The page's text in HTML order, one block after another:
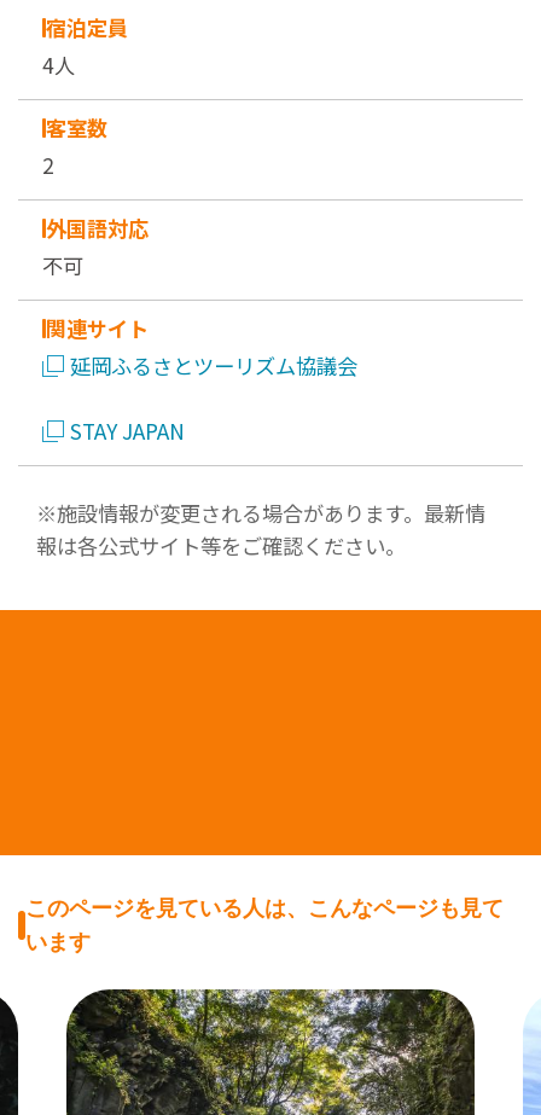
宿泊定員
4人
客室数
2
外国語対応
不可
関連サイト
延岡ふるさとツーリズム協議会
STAY JAPAN
※施設情報が変更される場合があります。最新情
報は各公式サイト等をご確認ください。
このページを見ている人は、こんなページも見て
います